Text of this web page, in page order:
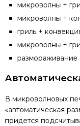
микроволны +
микроволны +
гриль +
микроволны +
размораживание
В микроволновых
«автоматическая
придется